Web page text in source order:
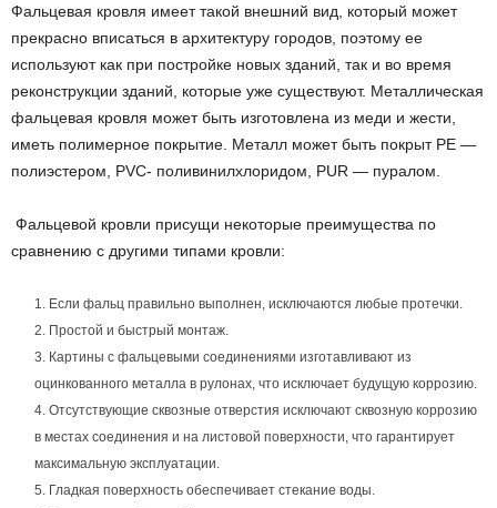
Фальцевая кровля имеет такой внешний вид, который может
прекрасно вписаться в архитектуру городов, поэтому ее
используют как при постройке новых зданий, так и во время
реконструкции зданий, которые уже существуют. Металлическая
фальцевая кровля может быть изготовлена из меди и жести,
иметь полимерное покрытие. Металл может быть покрыт PE —
полиэстером, PVC- поливинилхлоридом, PUR — пуралом.
Фальцевой кровли присущи некоторые преимущества по
сравнению с другими типами кровли:
Если фальц правильно выполнен, исключаются любые протечки.
Простой и быстрый монтаж.
Картины с фальцевыми соединениями изготавливают из
оцинкованного металла в рулонах, что исключает будущую коррозию.
Отсутствующие сквозные отверстия исключают сквозную коррозию
в местах соединения и на листовой поверхности, что гарантирует
максимальную эксплуатации.
Гладкая поверхность обеспечивает стекание воды.